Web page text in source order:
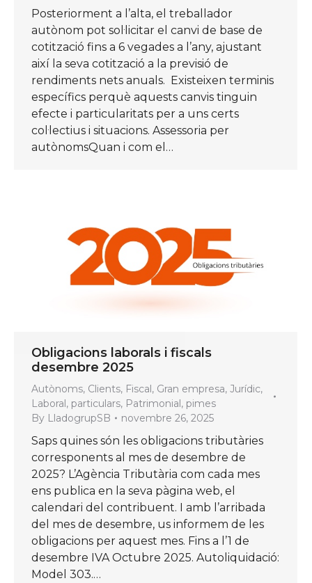
Posteriorment a l’alta, el treballador
autònom pot sol·licitar el canvi de base de
cotització fins a 6 vegades a l’any, ajustant
així la seva cotització a la previsió de
rendiments nets anuals. Existeixen terminis
específics perquè aquests canvis tinguin
efecte i particularitats per a uns certs
col·lectius i situacions. Assessoria per
autònomsQuan i com el…
Obligacions laborals i fiscals
desembre 2025
Autònoms, Clients, Fiscal, Gran empresa, Jurídic,
Laboral, particulars, Patrimonial, pimes
By LladogrupSB novembre 26, 2025
Saps quines són les obligacions tributàries
corresponents al mes de desembre de
2025? L’Agència Tributària com cada mes
ens publica en la seva pàgina web, el
calendari del contribuent. I amb l’arribada
del mes de desembre, us informem de les
obligacions per aquest mes. Fins a l’1 de
desembre IVA Octubre 2025. Autoliquidació:
Model 303.…